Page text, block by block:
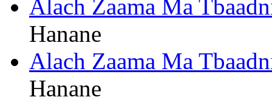
Alach Zaama Ma
Hanane
Alach Zaama Ma
Hanane